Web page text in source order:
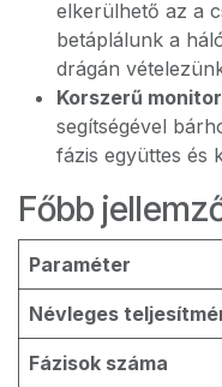
elkerülhető az a
betáplálunk a
drágán
Korszerű
segítségével
fázis együttes és
Főbb
Paraméter
Névleges
Fázisok száma